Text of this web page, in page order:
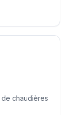
chaudières